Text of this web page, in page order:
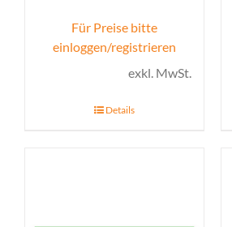
Für Preise bitte
einloggen/registrieren
exkl. MwSt.
Details